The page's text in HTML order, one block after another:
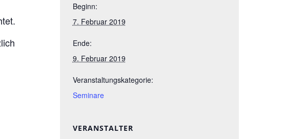
Beginn:
7. Februar 2019
Ende:
9. Februar 2019
Veranstaltungskategorie:
Seminare
VERANSTALTER